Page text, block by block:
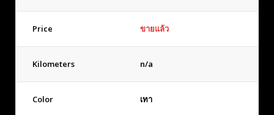
Price ขายแล้ว
Kilometers n/a
Color เทา